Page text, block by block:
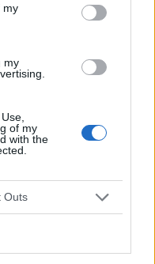
my
my
of my
with the
Outs